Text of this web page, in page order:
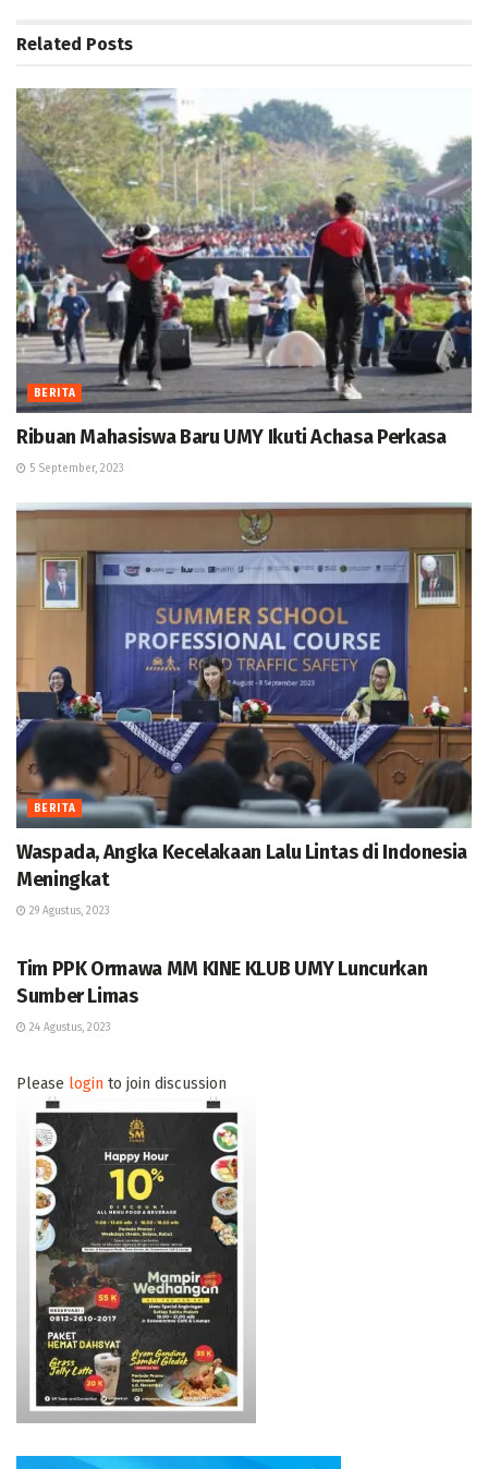
Related Posts
BERITA
Ribuan Mahasiswa Baru UMY Ikuti Achasa Perkasa
5 September, 2023
BERITA
Waspada, Angka Kecelakaan Lalu Lintas di Indonesia
Meningkat
29 Agustus, 2023
Tim PPK Ormawa MM KINE KLUB UMY Luncurkan
Sumber Limas
24 Agustus, 2023
Please login to join discussion